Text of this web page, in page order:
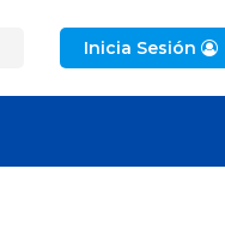
Inicia Sesión